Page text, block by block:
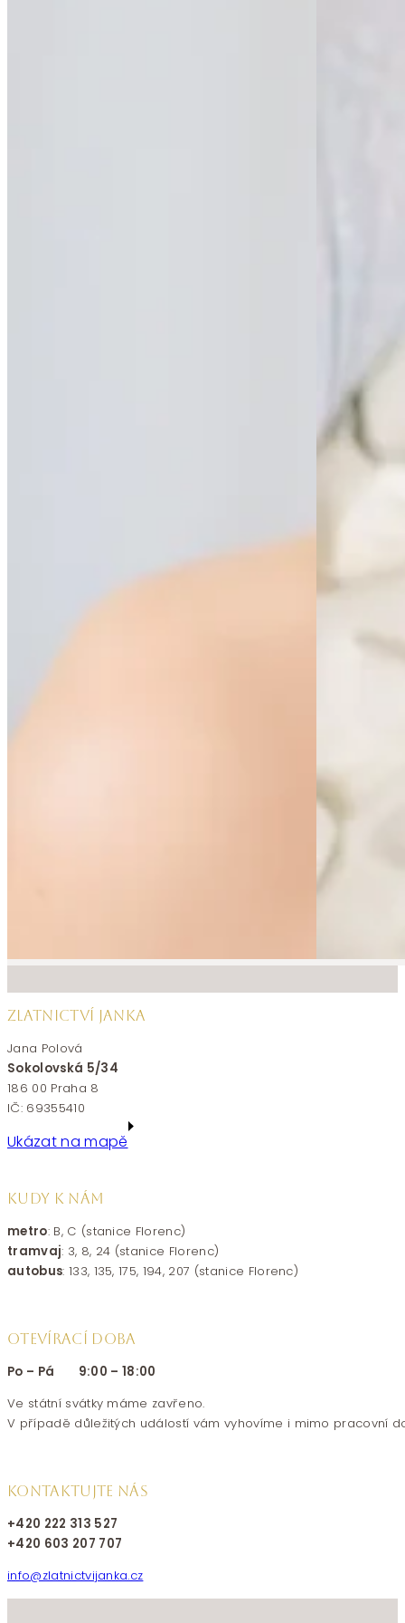
ZLATNICTVÍ JANKA
Jana Polová
Sokolovská 5/34
186 00 Praha 8
IČ: 69355410
Ukázat na mapě
KUDY K NÁM
metro: B, C (stanice Florenc)
tramvaj: 3, 8, 24 (stanice Florenc)
autobus: 133, 135, 175, 194, 207 (stanice Florenc)
OTEVÍRACÍ DOBA
Po – Pá 9:00 – 18:00
Ve státní svátky máme zavřeno.
V případě důležitých událostí vám vyhovíme i mimo pracovní
KONTAKTUJTE NÁS
+420 222 313 527
+420 603 207 707
info@zlatnictvijanka.cz